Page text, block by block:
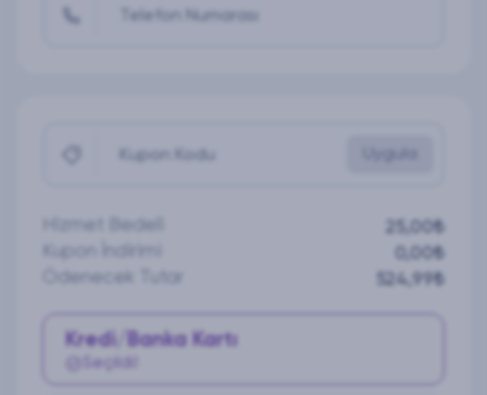
Telefon Numarası
Kupon Kodu
25,00₺
0,00₺
524,99₺
Kredi/Banka Kartı
Seçildi!